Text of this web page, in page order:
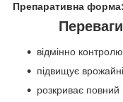
Препаративна форма:
відмінно
підвищує
розкриває повний